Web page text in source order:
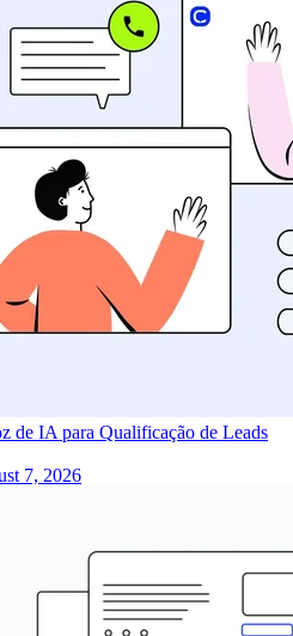
de IA para Qualificação de Leads
7, 2026